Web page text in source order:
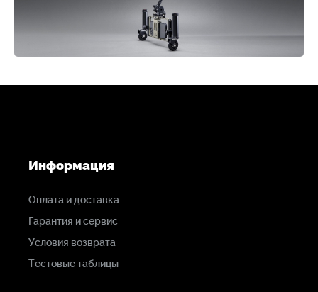
Информация
Оплата и доставка
Гарантия и сервис
Условия возврата
Тестовые таблицы